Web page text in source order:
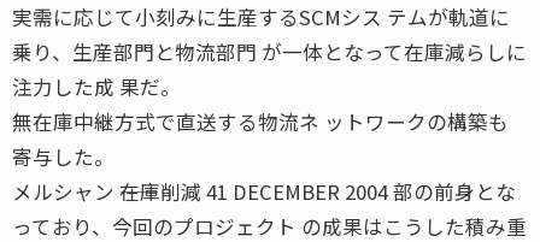
実需に応じて小刻みに生産するSCMシス テムが軌道に
乗り、生産部門と物流部門 が一体となって在庫減らしに
注力した成 果だ。
無在庫中継方式で直送する物流ネ ットワークの構築も
寄与した。
メルシャン ――在庫削減 41 DECEMBER 2004 部の前身とな
っており、今回のプロジェクト の成果はこうした積み重